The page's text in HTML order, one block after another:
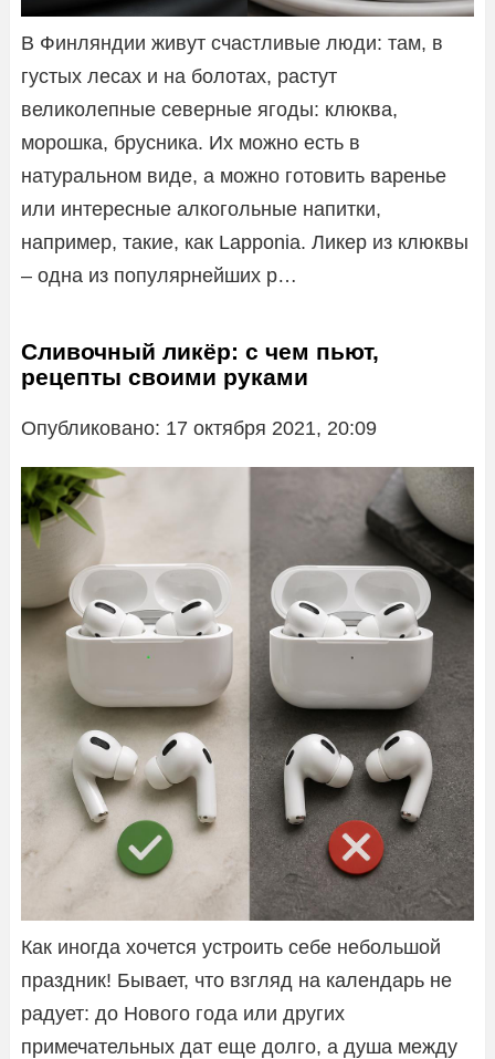
В Финляндии живут счастливые люди: там, в
густых лесах и на болотах, растут
великолепные северные ягоды: клюква,
морошка, брусника. Их можно есть в
натуральном виде, а можно готовить варенье
или интересные алкогольные напитки,
например, такие, как Lapponia. Ликер из клюквы
– одна из популярнейших р…
Сливочный ликёр: с чем пьют,
рецепты своими руками
Опубликовано: 17 октября 2021, 20:09
Как иногда хочется устроить себе небольшой
праздник! Бывает, что взгляд на календарь не
радует: до Нового года или других
примечательных дат еще долго, а душа между